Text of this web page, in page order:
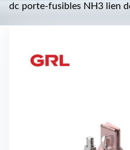
dc porte-fusibles NH3 lien